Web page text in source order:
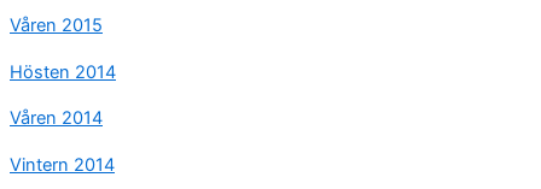
Våren 2015
Hösten 2014
Våren 2014
Vintern 2014